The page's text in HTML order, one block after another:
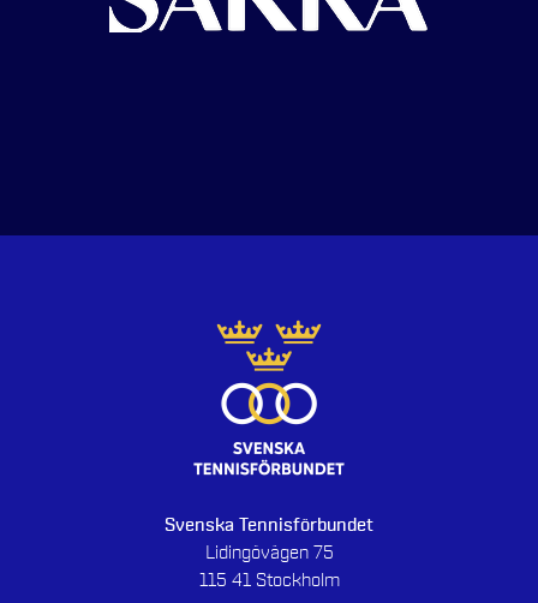
Svenska Tennisförbundet
Lidingövägen 75
115 41 Stockholm